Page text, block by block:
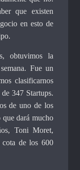
que existen
en esto de
obtuvimos la
Fue un
clasificarnos
347 Startups.
de uno de los
dará mucho
Toni Moret,
de los 600